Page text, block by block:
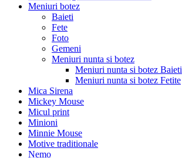
Meniuri botez
Baieti
Fete
Foto
Gemeni
Meniuri nunta si botez
Meniuri nunta si botez Baieti
Meniuri nunta si botez Fetite
Mica Sirena
Mickey Mouse
Micul print
Minioni
Minnie Mouse
Motive traditionale
Nemo